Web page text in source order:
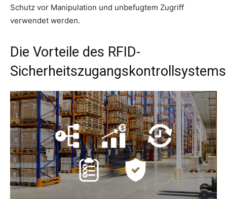
Schutz vor Manipulation und unbefugtem Zugriff
verwendet werden.
Die Vorteile des RFID-
Sicherheitszugangskontrollsystems